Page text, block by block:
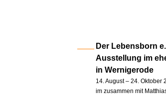
Der Lebensborn
Ausstellung im
in Wernigerode
14. August – 24. Oktober
im zusammen mit